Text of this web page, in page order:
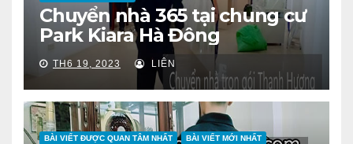
Chuyển nhà 365 tại chung cư
Park Kiara Hà Đông
TH6 19, 2023 LIÊN
BÀI VIẾT ĐƯỢC QUAN TÂM NHẤT BÀI VIẾT MỚI NHẤT